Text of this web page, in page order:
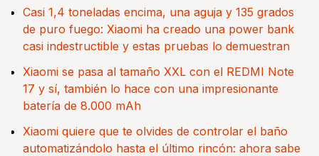
Casi 1,4 toneladas encima, una aguja y 135 grados
de puro fuego: Xiaomi ha creado una power bank
casi indestructible y estas pruebas lo demuestran
Xiaomi se pasa al tamaño XXL con el REDMI Note
17 y sí, también lo hace con una impresionante
batería de 8.000 mAh
Xiaomi quiere que te olvides de controlar el baño
automatizándolo hasta el último rincón: ahora sabe